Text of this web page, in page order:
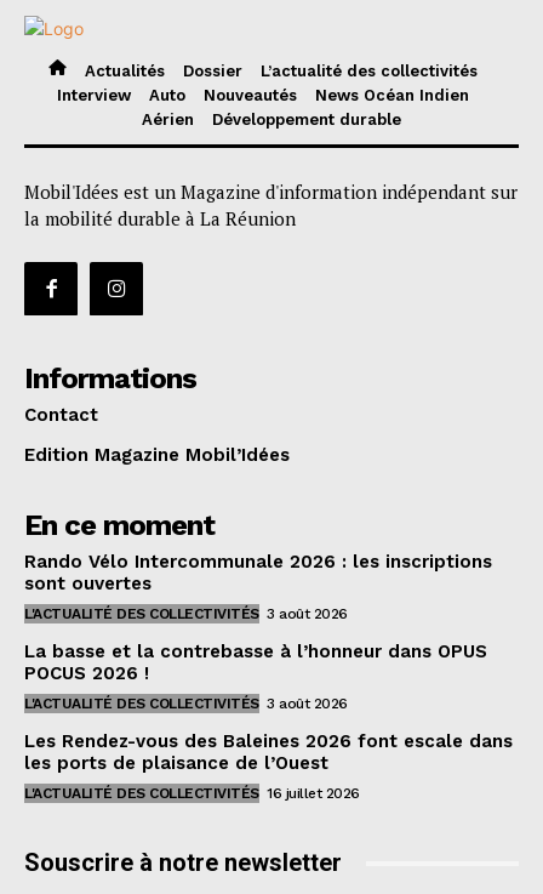
Actualités Dossier
L’actualité des collectivités
Interview
Auto Nouveautés
News Océan Indien
Aérien
Développement durable
Mobil'Idées est un Magazine d'information indépendant sur
la mobilité durable à La Réunion
Informations
Contact
Edition Magazine Mobil’Idées
En ce moment
Rando Vélo Intercommunale 2026 : les inscriptions
sont ouvertes
L'ACTUALITÉ DES COLLECTIVITÉS 3 août 2026
La basse et la contrebasse à l’honneur dans OPUS
POCUS 2026 !
L'ACTUALITÉ DES COLLECTIVITÉS 3 août 2026
Les Rendez-vous des Baleines 2026 font escale dans
les ports de plaisance de l’Ouest
L'ACTUALITÉ DES COLLECTIVITÉS 16 juillet 2026
Souscrire à notre newsletter